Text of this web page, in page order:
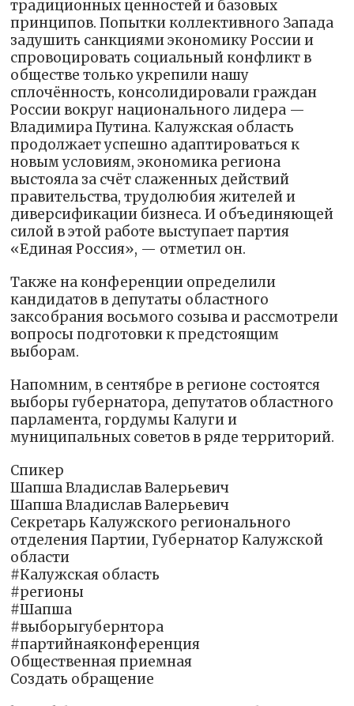
традиционных ценностей и базовых
принципов. Попытки коллективного Запада
задушить санкциями экономику России и
спровоцировать социальный конфликт в
обществе только укрепили нашу
сплочённость, консолидировали граждан
России вокруг национального лидера —
Владимира Путина. Калужская область
продолжает успешно адаптироваться к
новым условиям, экономика региона
выстояла за счёт слаженных действий
правительства, трудолюбия жителей и
диверсификации бизнеса. И объединяющей
силой в этой работе выступает партия
«Единая Россия», — отметил он.
Также на конференции определили
кандидатов в депутаты областного
заксобрания восьмого созыва и рассмотрели
вопросы подготовки к предстоящим
выборам.
Напомним, в сентябре в регионе состоятся
выборы губернатора, депутатов областного
парламента, гордумы Калуги и
муниципальных советов в ряде территорий.
Спикер
Шапша Владислав Валерьевич
Шапша Владислав Валерьевич
Секретарь Калужского регионального
отделения Партии, Губернатор Калужской
области
#Калужская область
#регионы
#Шапша
#выборыгубернтора
#партийнаяконференция
Общественная приемная
Создать обращение